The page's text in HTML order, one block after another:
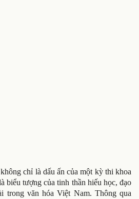
chỉ là dấu ấn của một kỳ thi khoa
biểu tượng của tinh thần hiếu học, đạo
trong văn hóa Việt Nam. Thông qua